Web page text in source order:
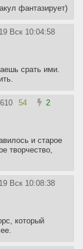
фантазирует)
Вск 10:04:58
срать ими.
54
2
и старое
творчество,
Вск 10:08:38
который